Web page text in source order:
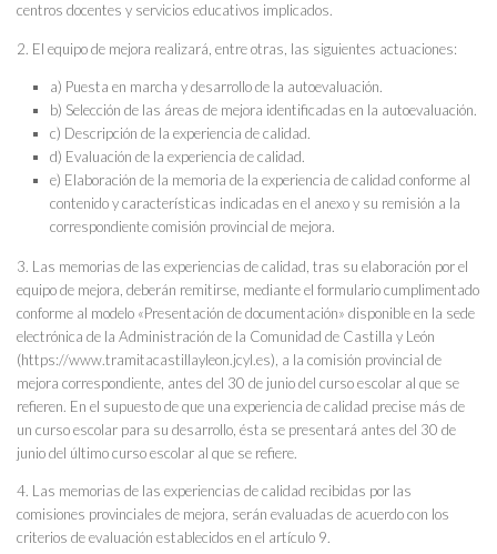
centros docentes y servicios educativos implicados.
2. El equipo de mejora realizará, entre otras, las siguientes actuaciones:
a) Puesta en marcha y desarrollo de la autoevaluación.
b) Selección de las áreas de mejora identificadas en la autoevaluación.
c) Descripción de la experiencia de calidad.
d) Evaluación de la experiencia de calidad.
e) Elaboración de la memoria de la experiencia de calidad conforme al
contenido y características indicadas en el anexo y su remisión a la
correspondiente comisión provincial de mejora.
3. Las memorias de las experiencias de calidad, tras su elaboración por el
equipo de mejora, deberán remitirse, mediante el formulario cumplimentado
conforme al modelo «Presentación de documentación» disponible en la sede
electrónica de la Administración de la Comunidad de Castilla y León
(https://www.tramitacastillayleon.jcyl.es), a la comisión provincial de
mejora correspondiente, antes del 30 de junio del curso escolar al que se
refieren. En el supuesto de que una experiencia de calidad precise más de
un curso escolar para su desarrollo, ésta se presentará antes del 30 de
junio del último curso escolar al que se refiere.
4. Las memorias de las experiencias de calidad recibidas por las
comisiones provinciales de mejora, serán evaluadas de acuerdo con los
criterios de evaluación establecidos en el artículo 9.